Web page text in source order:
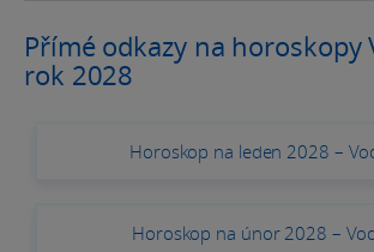
Přímé odkazy na horoskopy
rok 2028
Horoskop na leden 2028 –
Horoskop na únor 2028 –